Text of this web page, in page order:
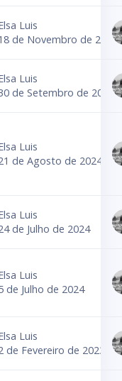
Luis
de Novembro de 2024
Luis
de Setembro de 2024
Luis
de Agosto de 2024
Luis
de Julho de 2024
Luis
de Julho de 2024
Luis
de Fevereiro de 2023